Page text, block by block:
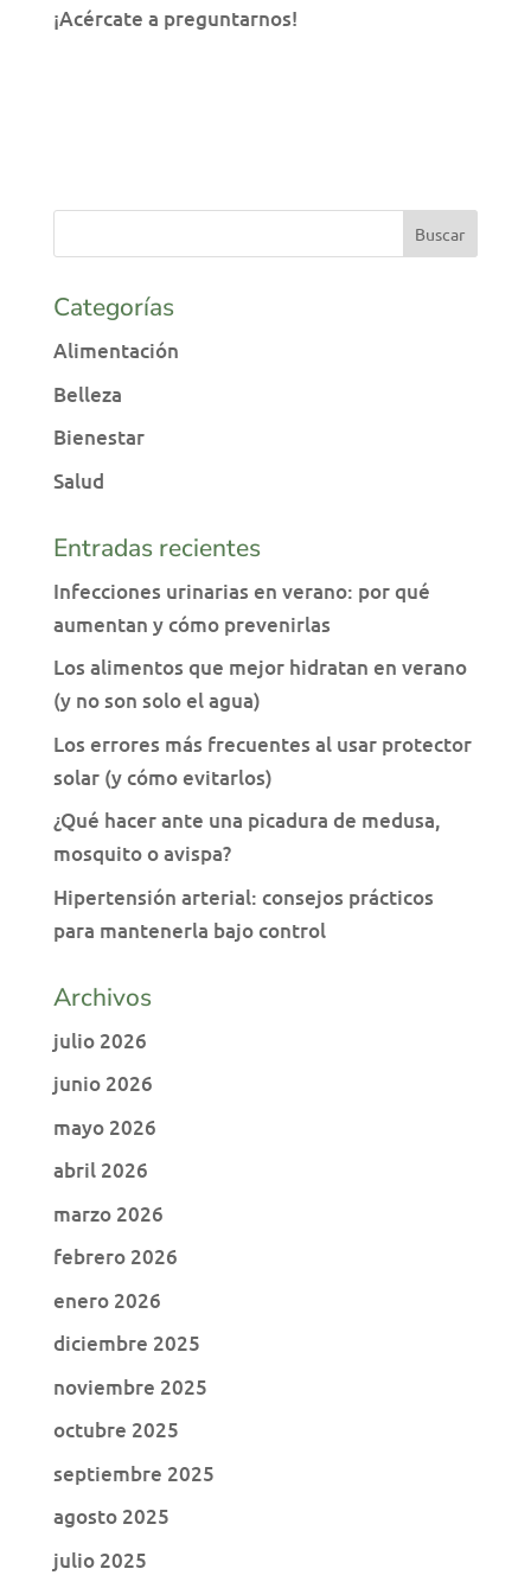
¡Acércate a preguntarnos!
Categorías
Alimentación
Belleza
Bienestar
Salud
Entradas recientes
Infecciones urinarias en verano: por qué
aumentan y cómo prevenirlas
Los alimentos que mejor hidratan en verano
(y no son solo el agua)
Los errores más frecuentes al usar protector
solar (y cómo evitarlos)
¿Qué hacer ante una picadura de medusa,
mosquito o avispa?
Hipertensión arterial: consejos prácticos
para mantenerla bajo control
Archivos
julio 2026
junio 2026
mayo 2026
abril 2026
marzo 2026
febrero 2026
enero 2026
diciembre 2025
noviembre 2025
octubre 2025
septiembre 2025
agosto 2025
julio 2025